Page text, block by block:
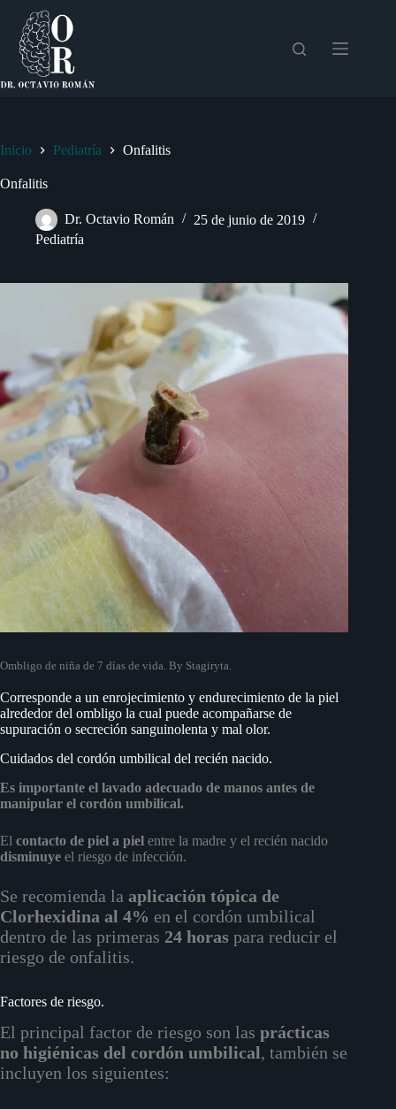
contenido
Inicio Pediatría Onfalitis
Onfalitis
Dr. Octavio Román
25 de junio de 2019
Pediatría
Ombligo de niña de 7 días de vida. By Stagiryta.
Corresponde a un enrojecimiento y endurecimiento de la piel
alrededor del ombligo la cual puede acompañarse de
supuración o secreción sanguinolenta y mal olor.
Cuidados del cordón umbilical del recién nacido.
Es importante el lavado adecuado de manos antes de
manipular el cordón umbilical.
El contacto de piel a piel entre la madre y el recién nacido
disminuye el riesgo de infección.
Se recomienda la aplicación tópica de
Clorhexidina al 4% en el cordón umbilical
dentro de las primeras 24 horas para reducir el
riesgo de onfalitis.
Factores de riesgo.
El principal factor de riesgo son las prácticas
no higiénicas del cordón umbilical, también se
incluyen los siguientes: